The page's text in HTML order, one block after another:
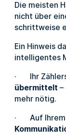
Die meisten
nicht über
schrittweise
Ein Hinweis
intelligentes
· Ihr
übermittelt –
mehr nötig.
· Auf Ihrem